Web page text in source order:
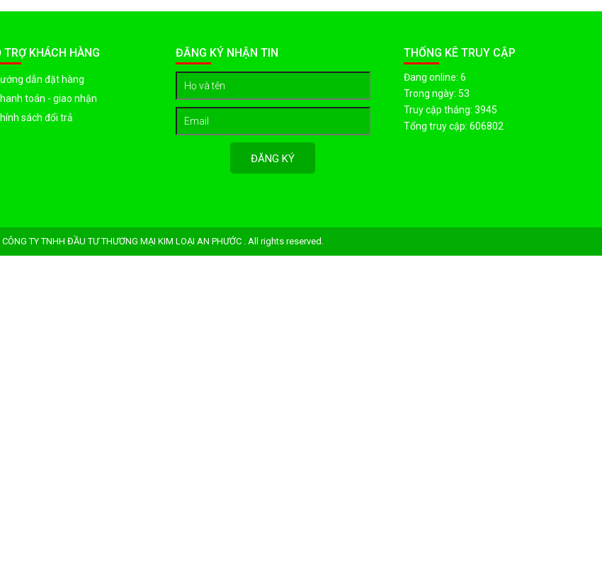
TRỢ KHÁCH HÀNG
dẫn đặt hàng
toán - giao nhận
sách đổi trả
ĐĂNG KÝ NHẬN TIN
ĐĂNG KÝ
THỐNG KÊ TRUY CẬP
Đang online: 6
Trong ngày: 53
Truy cập tháng: 3945
Tổng truy cập: 606802
TY TNHH ĐẦU TƯ THƯƠNG MẠI KIM LOẠI AN PHƯỚC . All rights reserved.